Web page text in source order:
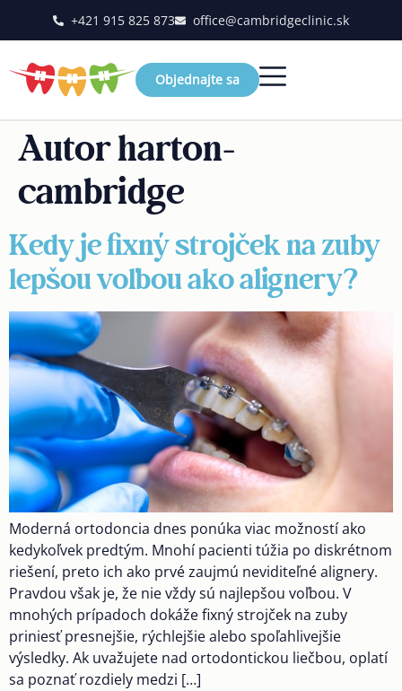
+421 915 825 873 office@cambridgeclinic.sk
Objednajte sa
Autorharton-
cambridge
Kedy je fixný strojček na zuby
lepšou voľbou ako alignery?
Moderná ortodoncia dnes ponúka viac možností ako
kedykoľvek predtým. Mnohí pacienti túžia po diskrétnom
riešení, preto ich ako prvé zaujmú neviditeľné alignery.
Pravdou však je, že nie vždy sú najlepšou voľbou. V
mnohých prípadoch dokáže fixný strojček na zuby
priniesť presnejšie, rýchlejšie alebo spoľahlivejšie
výsledky. Ak uvažujete nad ortodontickou liečbou, oplatí
sa poznať rozdiely medzi […]